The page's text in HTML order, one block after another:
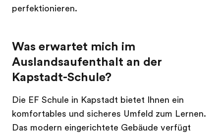
perfektionieren.
Was erwartet mich im
Auslandsaufenthalt an der
Kapstadt-Schule?
Die EF Schule in Kapstadt bietet Ihnen ein
komfortables und sicheres Umfeld zum Lernen.
Das modern eingerichtete Gebäude verfügt